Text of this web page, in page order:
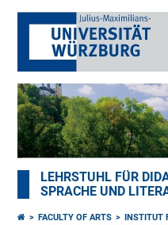
LEHRSTUHL FÜR
SPRACHE UND
FACULTY OF ARTS
INSTITUT